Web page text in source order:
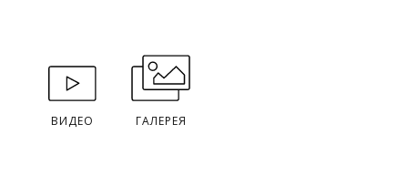
ВИДЕО ГАЛЕРЕЯ